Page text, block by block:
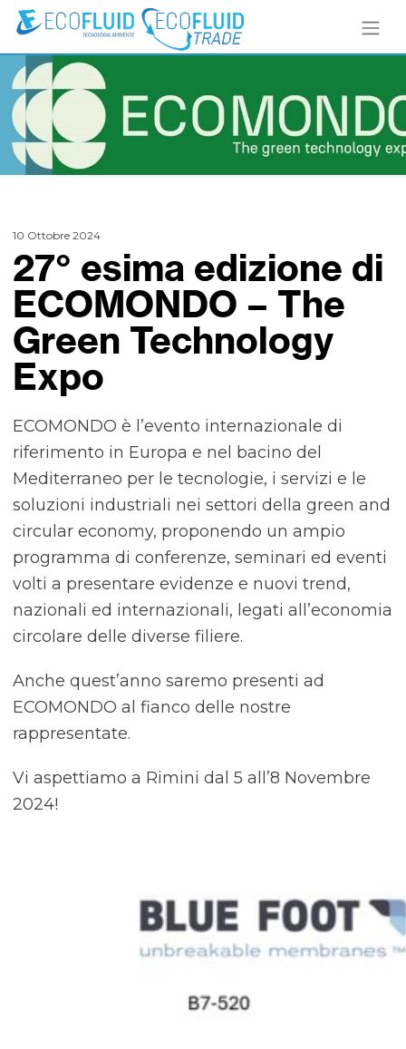
10 Ottobre 2024
27° esima edizione di
ECOMONDO – The
Green Technology
Expo
ECOMONDO è l’evento internazionale di
riferimento in Europa e nel bacino del
Mediterraneo per le tecnologie, i servizi e le
soluzioni industriali nei settori della green and
circular economy, proponendo un ampio
programma di conferenze, seminari ed eventi
volti a presentare evidenze e nuovi trend,
nazionali ed internazionali, legati all’economia
circolare delle diverse filiere.
Anche quest’anno saremo presenti ad
ECOMONDO al fianco delle nostre
rappresentate.
Vi aspettiamo a Rimini dal 5 all’8 Novembre
2024!